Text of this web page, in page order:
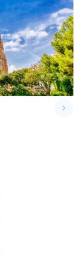
keyboard_arrow_right